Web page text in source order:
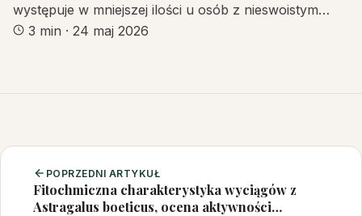
występuje w mniejszej ilości u osób z nieswoistym…
3 min · 24 maj 2026
POPRZEDNI ARTYKUŁ
Fitochmiczna charakterystyka wyciągów z
Astragalus boeticus, ocena aktywności